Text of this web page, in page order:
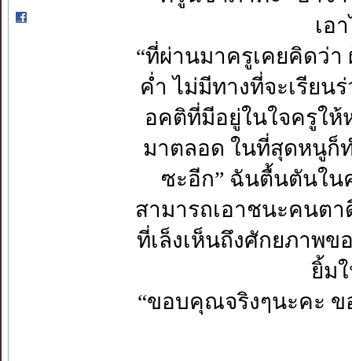
เอ
“ที่ผ่านมาครูเคยคิดว่า
ค่ำ ไม่มีทางที่จะเรีย
อคติที่มีอยู่ในใจครูใ
มาตลอด ในที่สุดหนูก็
ซะอีก” ฉันตื้นตันใน
สามารถเอาชนะคนต
ที่เล็งเห็นถึงศักยภาพข
ยิ้ม
“ขอบคุณจริงๆนะคะ